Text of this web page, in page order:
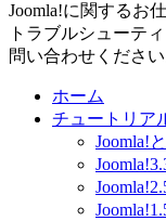
Joomla!に関するお
トラブルシューテ
問い合わせください
ホーム
チュートリア
Joomla!